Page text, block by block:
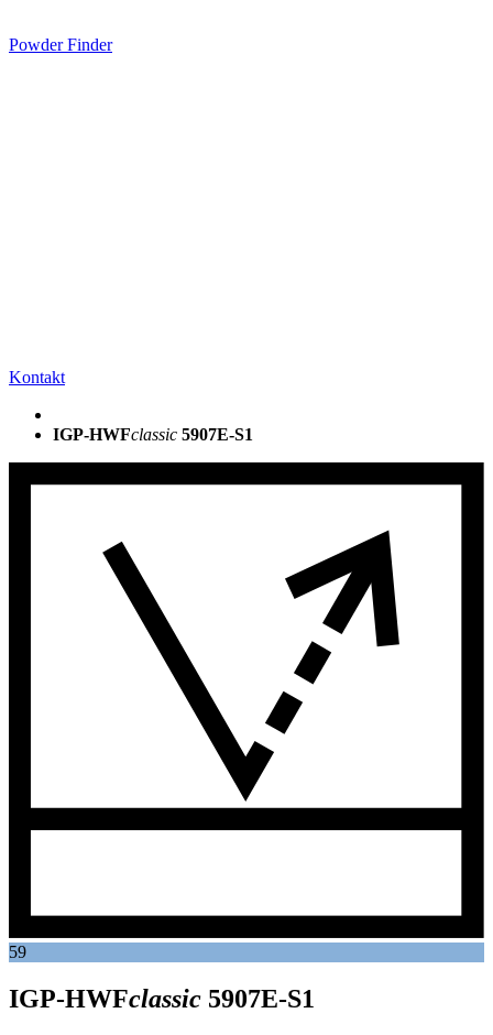
Powder Finder
Kontakt
IGP-HWFclassic 5907E-S1
59
IGP-HWFclassic 5907E-S1